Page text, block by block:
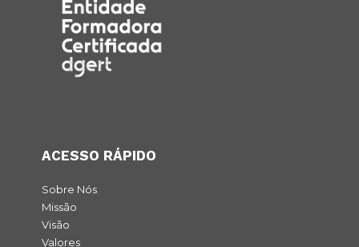
ACESSO RÁPIDO
Sobre Nós
Missão
Visão
Valores